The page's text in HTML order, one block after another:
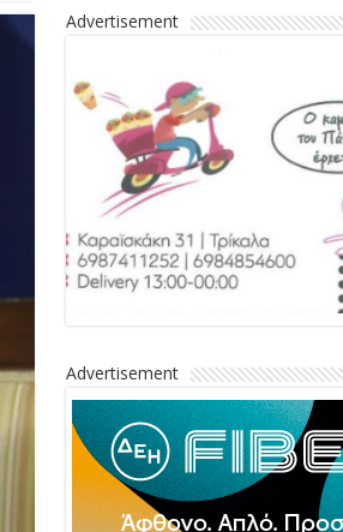
Advertisement
Advertisement